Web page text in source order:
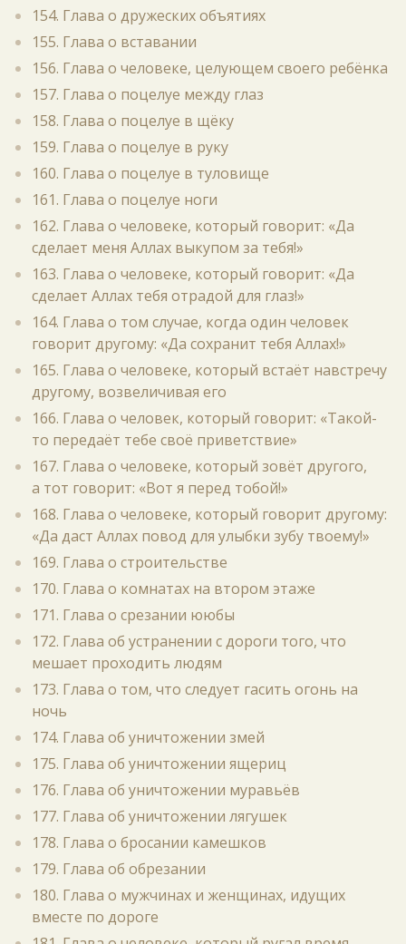
154. Глава о дружеских объятиях
155. Глава о вставании
156. Глава о человеке, целующем своего ребёнка
157. Глава о поцелуе между глаз
158. Глава о поцелуе в щёку
159. Глава о поцелуе в руку
160. Глава о поцелуе в туловище
161. Глава о поцелуе ноги
162. Глава о человеке, который говорит: «Да
сделает меня Аллах выкупом за тебя!»
163. Глава о человеке, который говорит: «Да
сделает Аллах тебя отрадой для глаз!»
164. Глава о том случае, когда один человек
говорит другому: «Да сохранит тебя Аллах!»
165. Глава о человеке, который встаёт навстречу
другому, возвеличивая его
166. Глава о человек, который говорит: «Такой-
то передаёт тебе своё приветствие»
167. Глава о человеке, который зовёт другого,
а тот говорит: «Вот я перед тобой!»
168. Глава о человеке, который говорит другому:
«Да даст Аллах повод для улыбки зубу твоему!»
169. Глава о строительстве
170. Глава о комнатах на втором этаже
171. Глава о срезании ююбы
172. Глава об устранении с дороги того, что
мешает проходить людям
173. Глава о том, что следует гасить огонь на
ночь
174. Глава об уничтожении змей
175. Глава об уничтожении ящериц
176. Глава об уничтожении муравьёв
177. Глава об уничтожении лягушек
178. Глава о бросании камешков
179. Глава об обрезании
180. Глава о мужчинах и женщинах, идущих
вместе по дороге